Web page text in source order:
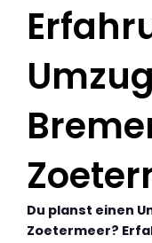
Du planst einen
Zoetermeer?